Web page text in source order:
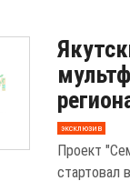
эксклюзив
Проект
стартовал